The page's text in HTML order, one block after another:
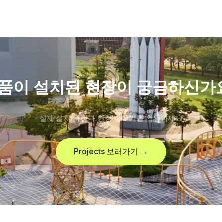
이 설치된 현장이 궁금하신가
실제 설치 사진과 현장 이야기를 확인하세요
Projects 보러가기 →